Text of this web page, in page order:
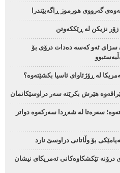
گەرووی هورموز ڕاگەیێندرا
نزیکن لە ڕێککەوتن
سزای ئەو کەسە دەدات درۆی بۆ
لە ڕۆژئاوای ئاسیا بکشێتەوە؟
هێرش بکرێتە سەر دراوسێکانمان
سەرەتا لە شەڕدا سەرکەوە دواتر
بۆ وڵاتانی دراوسێ نارد
درۆنە تێکشکاوەکانی ئەمریکای نیشان